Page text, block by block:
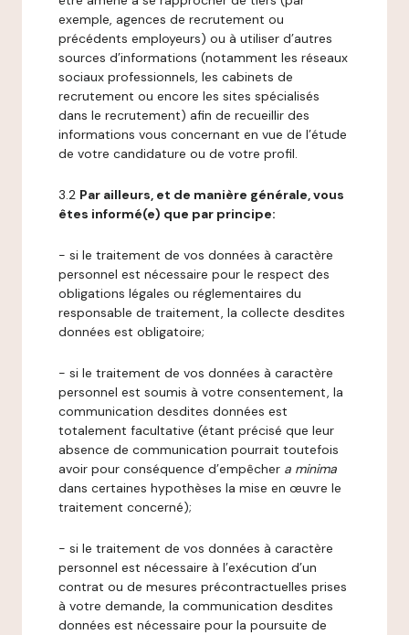
exemple, agences de recrutement ou
précédents employeurs) ou à utiliser d’autres
sources d’informations (notamment les réseaux
sociaux professionnels, les cabinets de
recrutement ou encore les sites spécialisés
dans le recrutement) afin de recueillir des
informations vous concernant en vue de l’étude
de votre candidature ou de votre profil.
3.2 Par ailleurs, et de manière générale, vous
êtes informé(e) que par principe:
- si le traitement de vos données à caractère
personnel est nécessaire pour le respect des
obligations légales ou réglementaires du
responsable de traitement, la collecte desdites
données est obligatoire;
- si le traitement de vos données à caractère
personnel est soumis à votre consentement, la
communication desdites données est
totalement facultative (étant précisé que leur
absence de communication pourrait toutefois
avoir pour conséquence d’empêcher a minima
dans certaines hypothèses la mise en œuvre le
traitement concerné);
- si le traitement de vos données à caractère
personnel est nécessaire à l’exécution d’un
contrat ou de mesures précontractuelles prises
à votre demande, la communication desdites
données est nécessaire pour la poursuite de